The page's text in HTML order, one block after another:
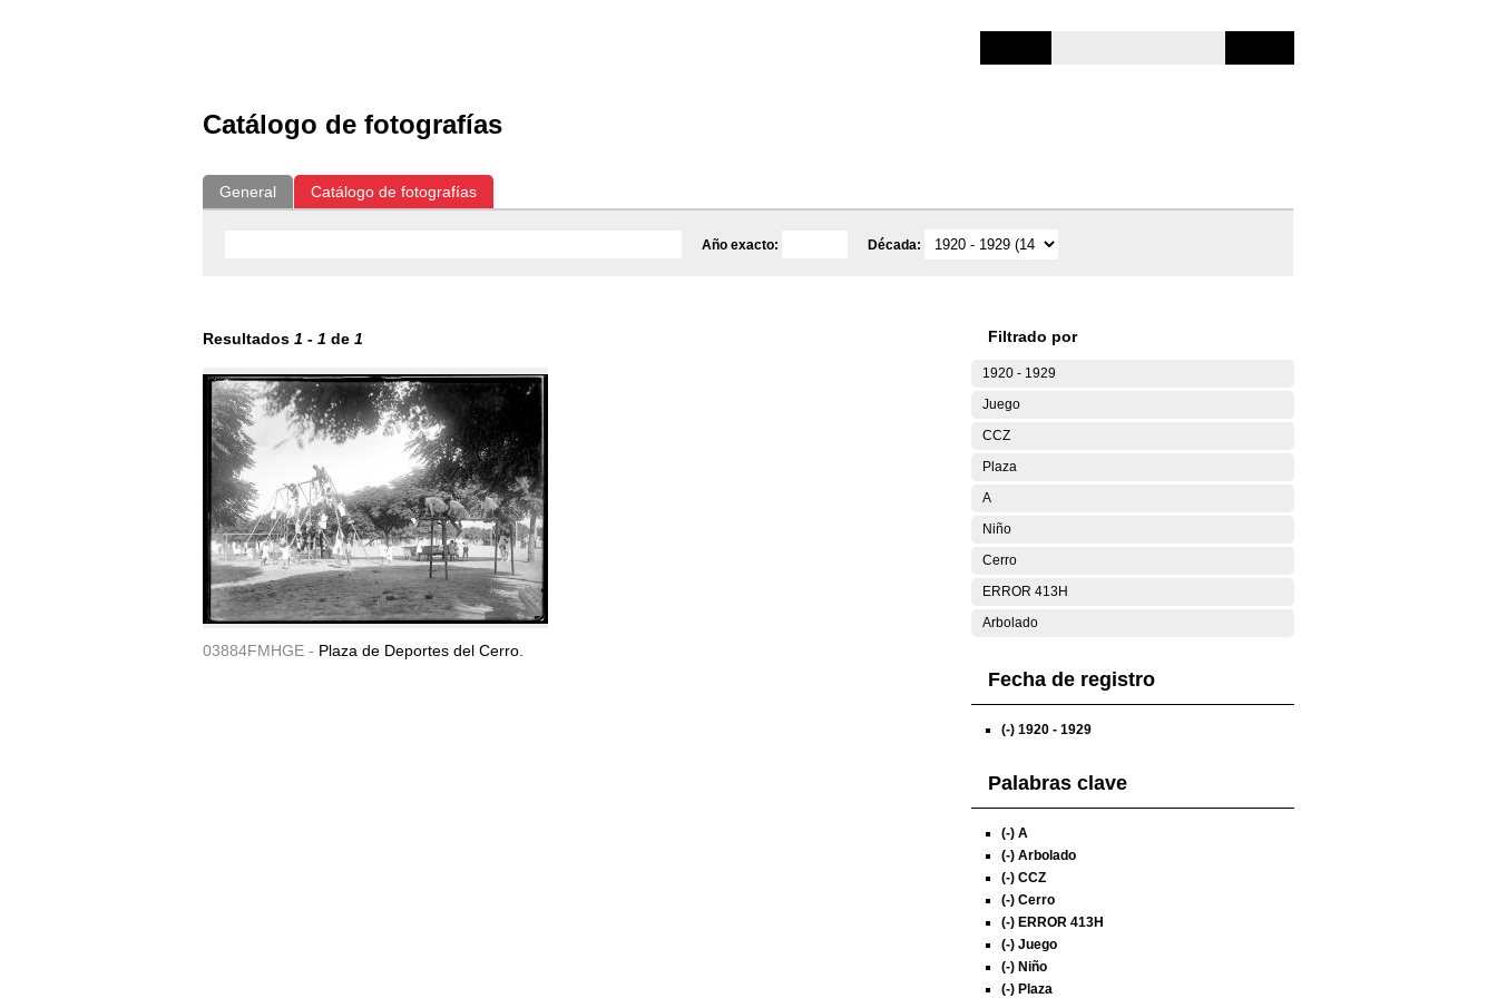
Catálogo de fotografías
General Catálogo de fotografías
Año exacto: Década:
Resultados 1 - 1 de 1
03884FMHGE - Plaza de Deportes del Cerro.
Filtrado por
1920 - 1929
Juego
CCZ
Plaza
A
Niño
Cerro
ERROR 413H
Arbolado
Fecha de registro
(-) 1920 - 1929
Palabras clave
(-) A
(-) Arbolado
(-) CCZ
(-) Cerro
(-) ERROR 413H
(-) Juego
(-) Niño
(-) Plaza